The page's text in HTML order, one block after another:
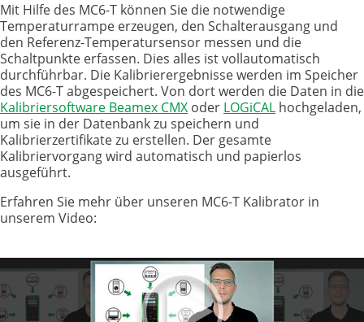
Mit Hilfe des MC6-T können Sie die notwendige
Temperaturrampe erzeugen, den Schalterausgang und
den Referenz-Temperatursensor messen und die
Schaltpunkte erfassen. Dies alles ist vollautomatisch
durchführbar. Die Kalibrierergebnisse werden im Speicher
des MC6-T abgespeichert. Von dort werden die Daten in die
Kalibriersoftware Beamex CMX oder LOGiCAL hochgeladen,
um sie in der Datenbank zu speichern und
Kalibrierzertifikate zu erstellen. Der gesamte
Kalibriervorgang wird automatisch und papierlos
ausgeführt.
Erfahren Sie mehr über unseren MC6-T Kalibrator in
unserem Video: